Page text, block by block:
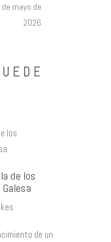
de mayo de
2026
de los